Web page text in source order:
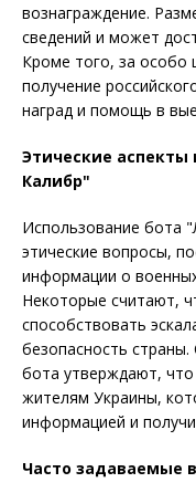
вознаграждение.
сведений и может
Кроме того, за
получение
наград и помощь в
Этические аспекты
Калибр"
Использование бота
этические вопросы,
информации о
Некоторые считают,
способствовать
безопасность
бота утверждают,
жителям Украины,
информацией и
Часто задаваемые